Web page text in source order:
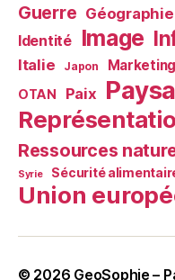
Guerre Géographie
Identité Image
Italie Japon Marketing
OTAN Paix
Ressources
Syrie Sécurité
Union
© 2026 GeoSophie –